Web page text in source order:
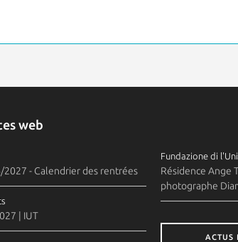
web
- Calendrier des rentrées
| IUT
Fundazione di
Résidence Ange
photographe
ACTUS